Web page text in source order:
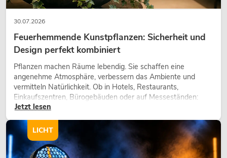
30.07.2026
Feuerhemmende Kunstpflanzen: Sicherheit und
Design perfekt kombiniert
Pflanzen machen Räume lebendig. Sie schaffen eine
angenehme Atmosphäre, verbessern das Ambiente und
vermitteln Natürlichkeit. Ob in Hotels, Restaurants,
Einkaufszentren, Bürogebäuden oder auf Messeständen:
eine hochwertige Begrünung gehört heute längst zum
Jetzt lesen
LICHT